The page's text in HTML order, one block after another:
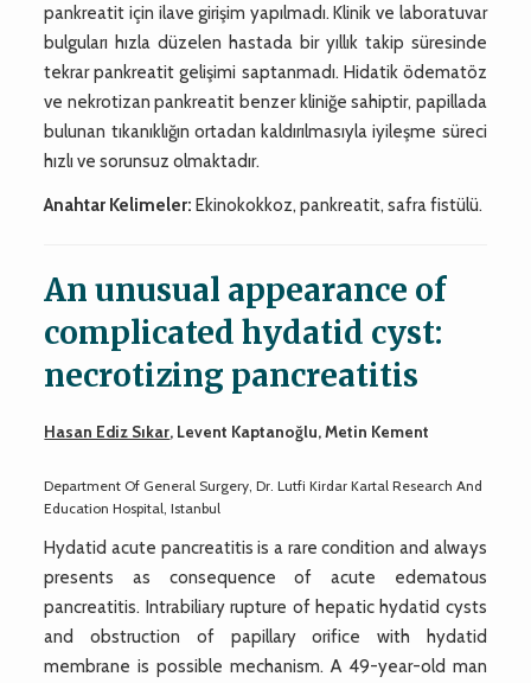
pankreatit için ilave girişim yapılmadı. Klinik ve laboratuvar
bulguları hızla düzelen hastada bir yıllık takip süresinde
tekrar pankreatit gelişimi saptanmadı. Hidatik ödematöz
ve nekrotizan pankreatit benzer kliniğe sahiptir, papillada
bulunan tıkanıklığın ortadan kaldırılmasıyla iyileşme süreci
hızlı ve sorunsuz olmaktadır.
Anahtar Kelimeler: Ekinokokkoz, pankreatit, safra fistülü.
An unusual appearance of
complicated hydatid cyst:
necrotizing pancreatitis
Hasan Ediz Sıkar, Levent Kaptanoğlu, Metin Kement
Department Of General Surgery, Dr. Lutfi Kirdar Kartal Research And
Education Hospital, Istanbul
Hydatid acute pancreatitis is a rare condition and always
presents as consequence of acute edematous
pancreatitis. Intrabiliary rupture of hepatic hydatid cysts
and obstruction of papillary orifice with hydatid
membrane is possible mechanism. A 49-year-old man